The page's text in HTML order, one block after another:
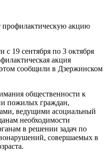
19 сентября по 3 октября
акция
сообщили в Дзержинском
общественности к
пожилых граждан,
ведущими асоциальный
необходимости
в решении задач по
совершаемых в